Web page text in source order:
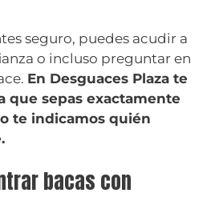
seguro, puedes acudir a
o incluso preguntar en
En Desguaces Plaza te
que sepas exactamente
te indicamos quién
bacas con